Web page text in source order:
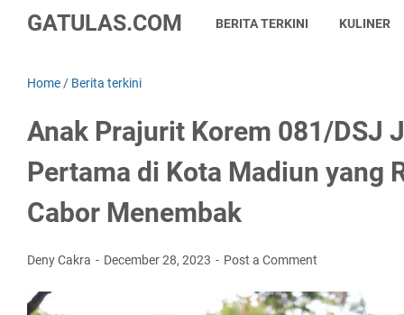
GATULAS.COM BERITA TERKINI KULINER
Home / Berita terkini
Anak Prajurit Korem 081/DSJ
Pertama di Kota Madiun yang
Cabor Menembak
Deny Cakra December 28, 2023 Post a Comment